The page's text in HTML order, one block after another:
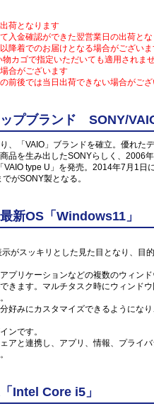
荷となります
入金確認ができた翌営業日の出荷と
降着でのお届けとなる場合がございま
カゴで指定いただいても適用されま
合がございます
前後では当日出荷できない場合がご
プブランド SONY/
、「VAIO」ブランドを確立。優れた
品を生み出したSONYらしく、2006
type U」を発売。2014年7月1日
がSONY製となる。
新OS「Windows11」
がスッキリとした見た目となり、目
プリケーションなどの複数のウィン
きます。マルチタスク時にウィンド
好みにカスタマイズできるようにな
ンです。
アと連携し、アプリ、情報、プライ
Intel Core i5」